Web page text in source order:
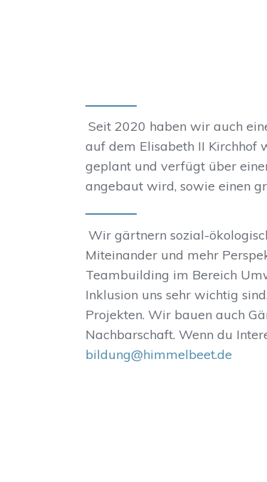
Seit 2020 haben wir auch
auf dem Elisabeth II Kirchhof
geplant und verfügt über
angebaut wird, sowie einen
Wir gärtnern sozial-
Miteinander und mehr
Teambuilding im Bereich
Inklusion uns sehr wichtig sind.
Projekten. Wir bauen auch
Nachbarschaft. Wenn du
bildung@himmelbeet.de